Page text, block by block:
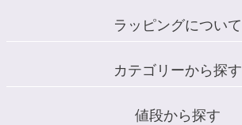
ラッピングについて
カテゴリーから探す
値段から探す